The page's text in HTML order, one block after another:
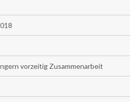
vorzeitig Zusammenarbeit